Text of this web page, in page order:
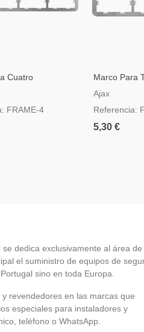
Cuatro
FRAME-4
Marco Para
Ajax
Referencia:
5,30 €
dedica exclusivamente al área de
el suministro de equipos de
sino en toda Europa.
revendedores en las marcas que
especiales para instaladores y
teléfono o WhatsApp.